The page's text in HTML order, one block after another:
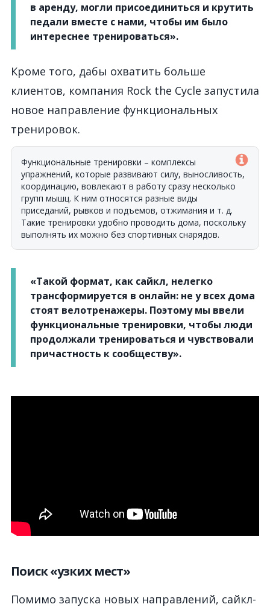
в аренду, могли присоединиться и крутить
педали вместе с нами, чтобы им было
интереснее тренироваться».
Кроме того, дабы охватить больше
клиентов, компания Rock the Cycle запустила
новое направление функциональных
тренировок.
Функциональные тренировки – комплексы
упражнений, которые развивают силу, выносливость,
координацию, вовлекают в работу сразу несколько
групп мышц. К ним относятся разные виды
приседаний, рывков и подъемов, отжимания и т. д.
Такие тренировки удобно проводить дома, поскольку
выполнять их можно без спортивных снарядов.
«Такой формат, как сайкл, нелегко
трансформируется в онлайн: не у всех дома
стоят велотренажеры. Поэтому мы ввели
функциональные тренировки, чтобы люди
продолжали тренироваться и чувствовали
причастность к сообществу».
Поиск «узких мест»
Помимо запуска новых направлений, сайкл-